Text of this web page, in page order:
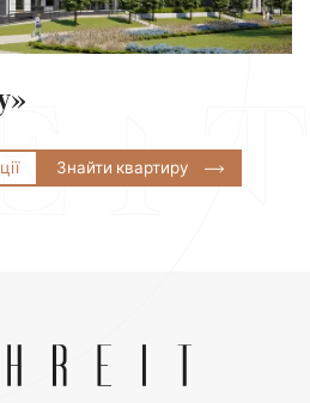
Знайти квартиру